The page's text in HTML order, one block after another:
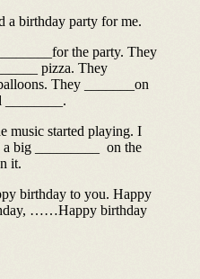
a birthday party for me.
the party. They
pizza. They
They _______on
________.
music started playing. I
a big _________ on the
it.
birthday to you. Happy
……Happy birthday